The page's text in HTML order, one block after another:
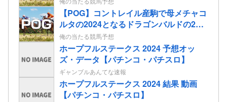
【POG】コントレイル産駒で母メチャコ
ルタの2024となるドラゴンバルドの2歳
情報
俺の当たる競馬予想
ホープフルステークス 2024 予想オッ
ズ・データ【パチンコ・パチスロ】
ギャンブルあんてな速報
ホープフルステークス 2024 結果 動画
【パチンコ・パチスロ】